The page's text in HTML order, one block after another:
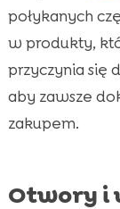
połykanych
w produkty,
przyczynia się
aby zawsze
zakupem.
Otwory i